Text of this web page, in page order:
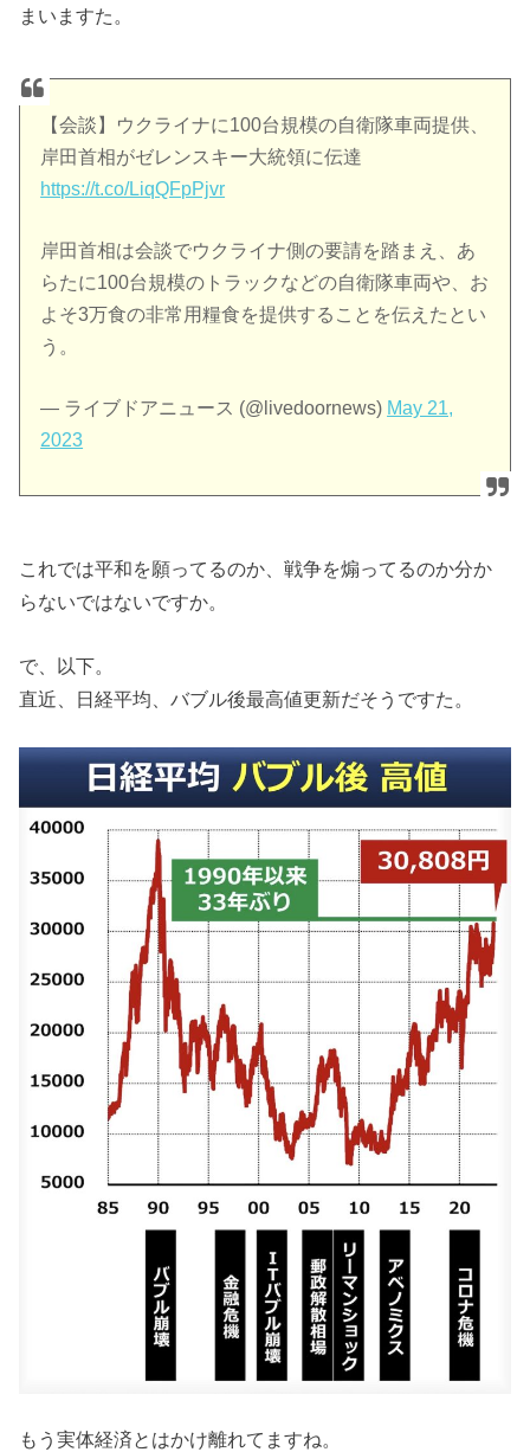
まいますた。
【会談】ウクライナに100台規模の自衛隊車両提供、
岸田首相がゼレンスキー大統領に伝達
https://t.co/LiqQFpPjvr
岸田首相は会談でウクライナ側の要請を踏まえ、あ
らたに100台規模のトラックなどの自衛隊車両や、お
よそ3万食の非常用糧食を提供することを伝えたとい
う。
— ライブドアニュース (@livedoornews) May 21,
2023
これでは平和を願ってるのか、戦争を煽ってるのか分か
らないではないですか。
で、以下。
直近、日経平均、バブル後最高値更新だそうですた。
もう実体経済とはかけ離れてますね。